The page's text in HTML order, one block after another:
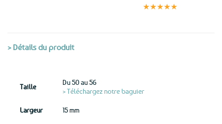
★★★★★
> Détails du produit
Taille
Du 50 au 56
> Téléchargez notre baguier
Largeur 15 mm